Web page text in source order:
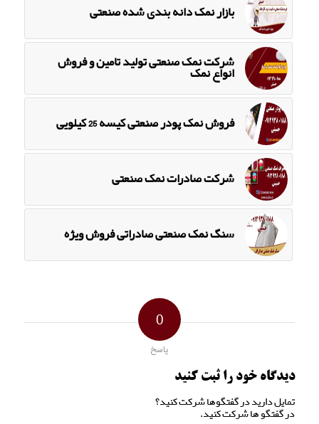
بازار نمک دانه بندی شده صنعتی
شرکت نمک صنعتی تولید تامین و فروش
انواع نمک
فروش نمک پودر صنعتی کیسه 25 کیلویی
شرکت صادرات نمک صنعتی
سنگ نمک صنعتی صادراتی فروش ویژه
0
پاسخ
دیدگاه خود را ثبت کنید
تمایل دارید در گفتگوها شرکت کنید؟
در گفتگو ها شرکت کنید.